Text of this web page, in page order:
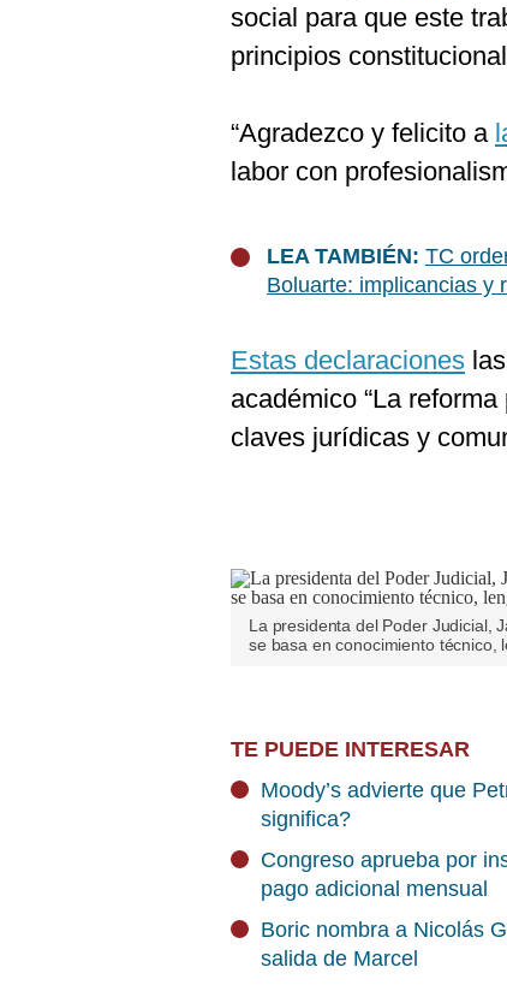
social para que este
principios
“Agradezco y felicito a
labor con
LEA TAMBIÉN: TC
Boluarte: implicancias y
Estas declaraciones
académico “La
claves jurídicas y
La presidenta del Poder Judicial,
se basa en conocimiento técnico,
TE PUEDE INTERESAR
Moody’s advierte que
significa?
Congreso aprueba por
pago adicional mensual
Boric nombra a Nicolás
salida de Marcel